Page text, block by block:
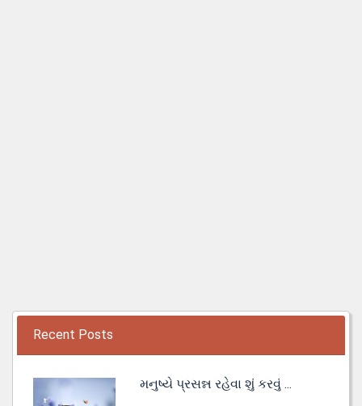
Recent Posts
મનુષ્યે પ્રસન્ન રહેવા શું કરવું ...